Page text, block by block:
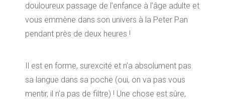
douloureux passage de l’enfance à l’âge adulte et
vous emmène dans son univers à la Peter Pan
pendant près de deux heures !
Il est en forme, surexcité et n’a absolument pas
sa langue dans sa poche (oui, on va pas vous
mentir, il n’a pas de filtre) ! Une chose est sûre,